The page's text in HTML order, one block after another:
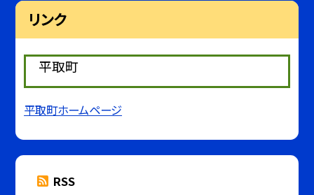
リンク
平取町
平取町ホームページ
RSS